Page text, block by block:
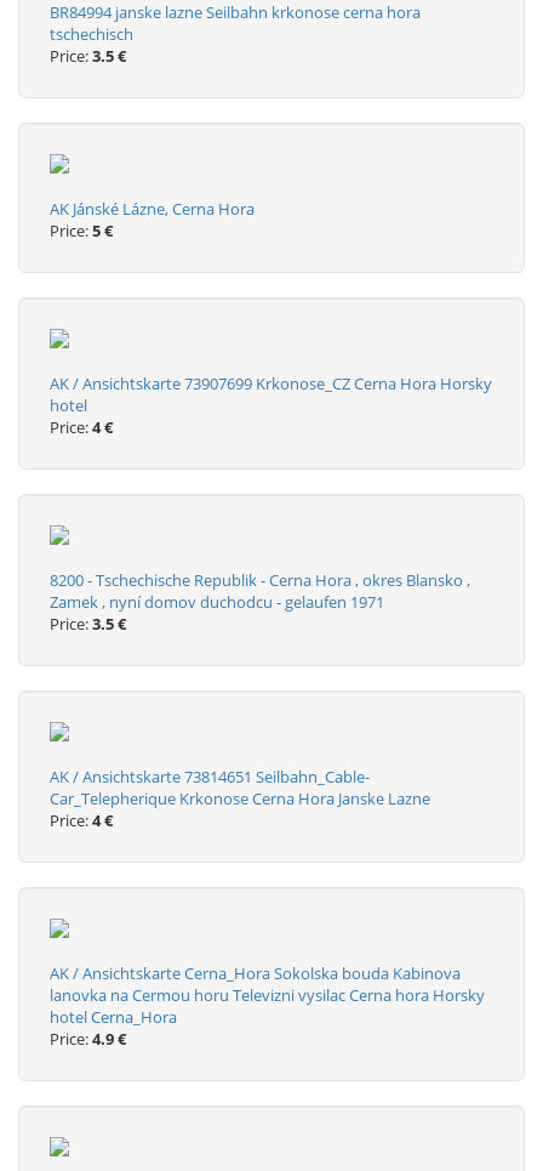
BR84994 janske lazne Seilbahn krkonose cerna hora
tschechisch
Price:3.5 €
AK Jánské Lázne, Cerna Hora
Price:5 €
AK / Ansichtskarte 73907699 Krkonose_CZ Cerna Hora Horsky
hotel
Price:4 €
8200 - Tschechische Republik - Cerna Hora , okres Blansko ,
Zamek , nyní domov duchodcu - gelaufen 1971
Price:3.5 €
AK / Ansichtskarte 73814651 Seilbahn_Cable-
Car_Telepherique Krkonose Cerna Hora Janske Lazne
Price:4 €
AK / Ansichtskarte Cerna_Hora Sokolska bouda Kabinova
lanovka na Cermou horu Televizni vysilac Cerna hora Horsky
hotel Cerna_Hora
Price:4.9 €